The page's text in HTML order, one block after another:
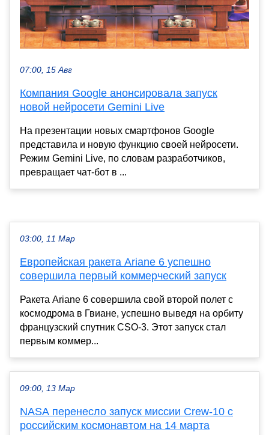
07:00, 15 Авг
Компания Google анонсировала запуск
новой нейросети Gemini Live
На презентации новых смартфонов Google
представила и новую функцию своей нейросети.
Режим Gemini Live, по словам разработчиков,
превращает чат-бот в ...
03:00, 11 Мар
Европейская ракета Ariane 6 успешно
совершила первый коммерческий запуск
Ракета Ariane 6 совершила свой второй полет с
космодрома в Гвиане, успешно выведя на орбиту
французский спутник CSO-3. Этот запуск стал
первым коммер...
09:00, 13 Мар
NASA перенесло запуск миссии Crew-10 с
российским космонавтом на 14 марта